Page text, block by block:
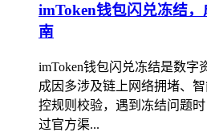
imToken钱包闪兑冻结
南
imToken钱包闪兑冻结是数字
成因多涉及链上网络拥堵、
控规则校验，遇到冻结问题
过官方渠...